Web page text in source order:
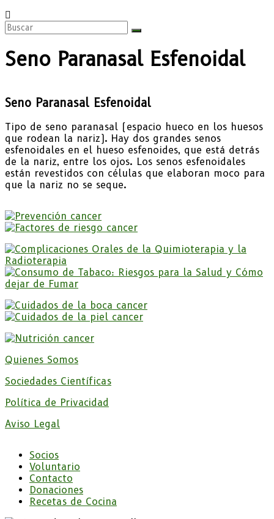
Seno Paranasal Esfenoidal
Seno Paranasal Esfenoidal
Tipo de seno paranasal (espacio hueco en los huesos
que rodean la nariz). Hay dos grandes senos
esfenoidales en el hueso esfenoides, que está detrás
de la nariz, entre los ojos. Los senos esfenoidales
están revestidos con células que elaboran moco para
que la nariz no se seque.
Quienes Somos
Sociedades Científicas
Política de Privacidad
Aviso Legal
Socios
Voluntario
Contacto
Donaciones
Recetas de Cocina